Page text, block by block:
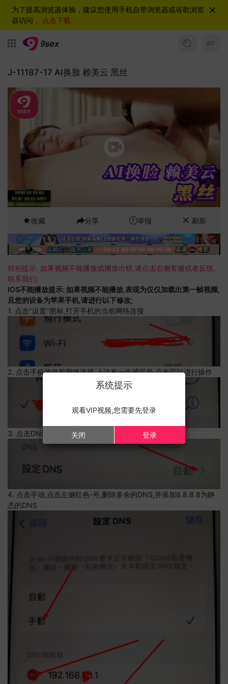
为了提高浏览器体验，建议您使用手机自带浏览器或谷歌浏览
器访问， 点击下载
en
J-11187-17 AI换脸 赖美云 黑丝
收藏 分享 举报 刷新
特别提示: 如果视频不能播放或播放出错,请点击右侧客服或者反馈,
联系我们;
IOS不能播放提示: 如果视频不能播放,表现为仅仅加载出第一帧视频,
且您的设备为苹果手机,请进行以下修改;
1. 点击"设置"图标,打开手机的当前网络连接
2. 点击手机的当前网络连接,上边有一个感叹号,点击可以进行操作
3. 点击DNS设置
4. 点击手动,点击左侧红色-号,删除多余的DNS,并添加8.8.8.8为静
态的DNS
系统提示
观看VIP视频,您需要先登录
关闭 登录